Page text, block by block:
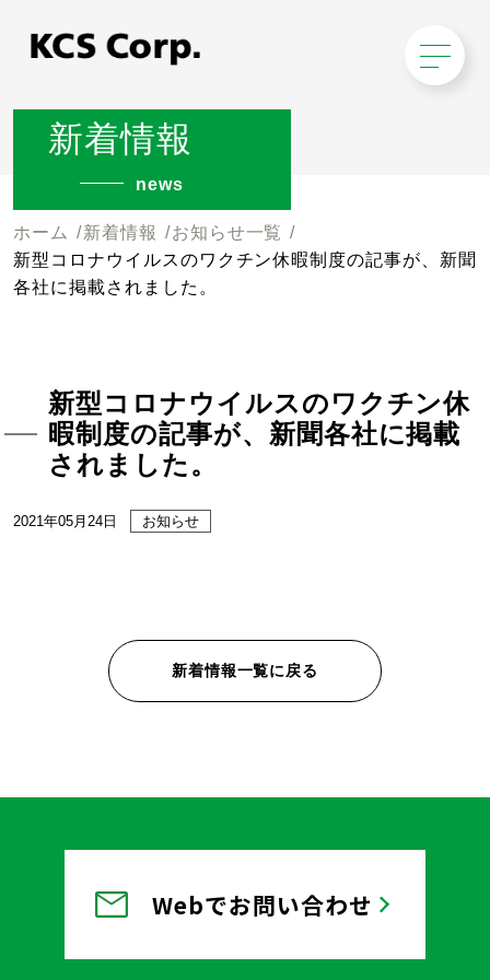
新着情報
news
ホーム 新着情報
お知らせ一覧
新型コロナウイルスのワクチン休暇制度の記事が、新聞
各社に掲載されました。
新型コロナウイルスのワクチン休
暇制度の記事が、新聞各社に掲載
されました。
2021年05月24日 お知らせ
新着情報一覧に戻る
Webでお問い合わせ